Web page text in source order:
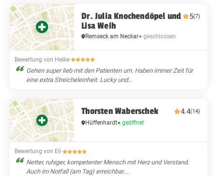
Dr. Julia Knochendöpel und
Lisa Weih
5(7)
Remseck am Neckar● geschlossen
Bewertung von Heike·
Gehen super lieb mit den Patienten um. Haben immer Zeit für
eine extra Streicheleinheit. Lucky und...
Thorsten Waberschek 4.4(14)
Hüffenhardt● geöffnet
Bewertung von Eli·
Netter, ruhiger, kompetenter Mensch mit Herz und Verstand.
Auch im Notfall (am Tag) erreichbar....